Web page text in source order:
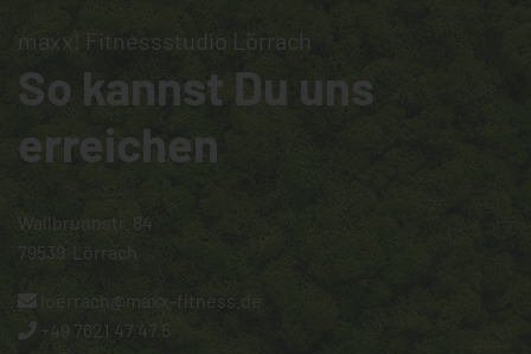
So kannst Du uns
erreichen
maxx! Fitnessstudio Lörrach
Wallbrunnstr. 84
79539
Lörrach
loerrach@maxx-fitness.de
+49 7621 47 47 5